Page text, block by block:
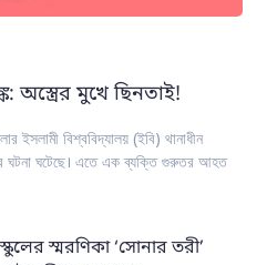
মুখে ছিনতাই!
ইসলামী বিশ্ববিদ্যালয় (ইবি) থানাধীন
ঘটনা ঘটেছে। এতে এক ব্যক্তি গুরুতর আহত
স্কুলের স্মরণিকা ‘সোনার তরী’